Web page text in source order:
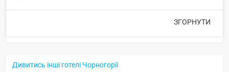
ЗГОРНУТИ
Дивитись інші готелі Чорногорії